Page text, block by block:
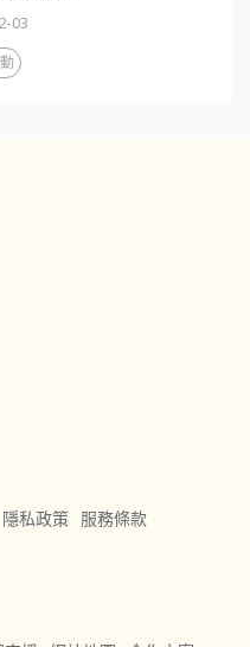
03
隱私政策 服務條款